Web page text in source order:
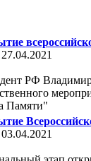
27.04.2021
РФ
Памяти"
03.04.2021